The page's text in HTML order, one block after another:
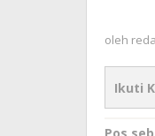
oleh
Ikuti